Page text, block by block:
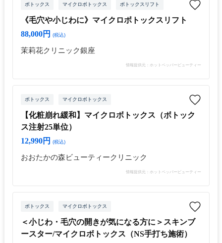
ボトックス マイクロボトックス ボトックスリフト
《毛穴や小じわに》マイクロボトックスリフト
88,000円
(税込)
茉莉花クリニック銀座
情報提供元：ホットペッパービューティー
ボトックス マイクロボトックス
【化粧崩れ緩和】マイクロボトックス（ボトック
ス注射25単位）
12,990円
(税込)
おおたかの森ビューティークリニック
情報提供元：ホットペッパービューティー
ボトックス マイクロボトックス
＜小じわ・毛穴の開きが気になる方に＞スキンブ
ースター/マイクロボトックス（NS手打ち施術）